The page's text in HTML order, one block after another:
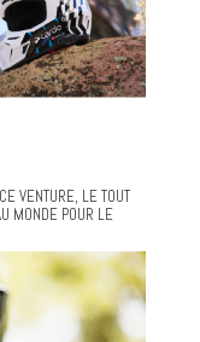
VENTURE, LE TOUT
MONDE POUR LE